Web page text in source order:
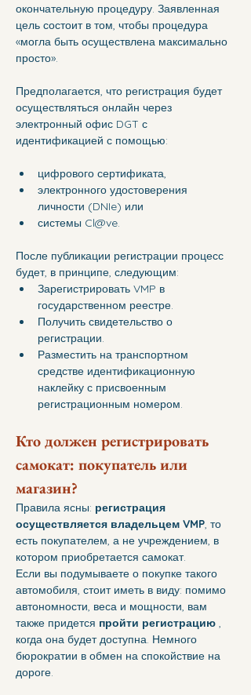
окончательную процедуру. Заявленная
цель состоит в том, чтобы процедура
«могла быть осуществлена максимально
просто».
Предполагается, что регистрация будет
осуществляться онлайн через
электронный офис DGT с
идентификацией с помощью:
цифрового сертификата,
электронного удостоверения
личности (DNIe) или
системы Cl@ve.
После публикации регистрации процесс
будет, в принципе, следующим:
Зарегистрировать VMP в
государственном реестре.
Получить свидетельство о
регистрации.
Разместить на транспортном
средстве идентификационную
наклейку с присвоенным
регистрационным номером.
Кто должен регистрировать
самокат: покупатель или
магазин?
Правила ясны: регистрация
осуществляется владельцем VMP, то
есть покупателем, а не учреждением, в
котором приобретается самокат.
Если вы подумываете о покупке такого
автомобиля, стоит иметь в виду: помимо
автономности, веса и мощности, вам
также придется пройти регистрацию ,
когда она будет доступна. Немного
бюрократии в обмен на спокойствие на
дороге.